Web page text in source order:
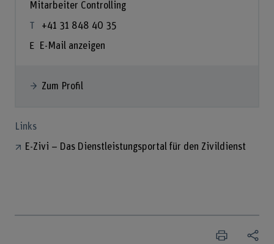
Mitarbeiter Controlling
+41 31 848 40 35
E-Mail anzeigen
Zum Profil
Links
E-Zivi – Das Dienstleistungsportal für den Zivildienst